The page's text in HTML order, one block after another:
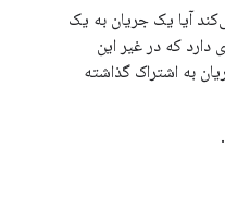
آیا یک جریان به یک
که در غیر این
به اشتراک گذاشته